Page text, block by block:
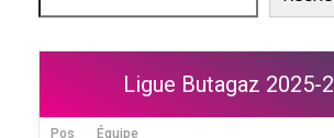
Ligue Butagaz 2025-
Pos Équipe